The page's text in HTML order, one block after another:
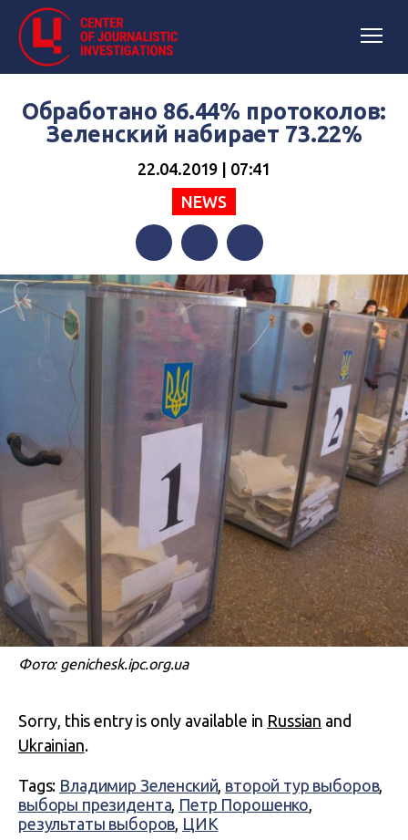
Обработано 86.44% протоколов:
Зеленский набирает 73.22%
22.04.2019 | 07:41
NEWS
FacebookTwitterTelegram
Фото: genichesk.ipc.org.ua
Sorry, this entry is only available in Russian and
Ukrainian.
Tags: Владимир Зеленский, второй тур выборов,
выборы президента, Петр Порошенко,
результаты выборов, ЦИК